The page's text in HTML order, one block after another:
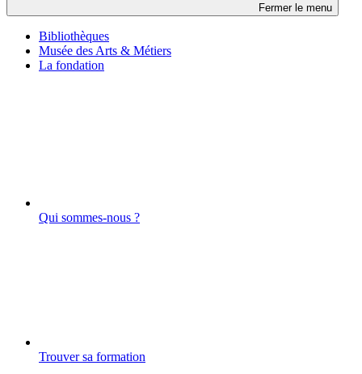
Fermer le menu
Bibliothèques
Musée des Arts & Métiers
La fondation
Qui sommes-nous ?
Trouver sa formation